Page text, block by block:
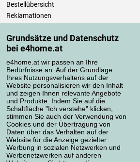
Grundsätze und Datenschutz
bei e4home.at
e4home.at wir passen an Ihre
Bedürfnisse an. Auf der Grundlage
Ihres Nutzungsverhaltens auf der
Website personalisieren wir den Inhalt
und zeigen Ihnen relevante Angebote
und Produkte. Indem Sie auf die
Schaltfläche "Ich verstehe" klicken,
stimmen Sie auch der Verwendung von
Cookies und der Übertragung von
Daten über das Verhalten auf der
Website für die Anzeige gezielter
Werbung in sozialen Netzwerken und
Werbenetzwerken auf anderen
Bestellübersicht
Reklamationen
Einfach mehr wissen
Richtlinien zur Verarbeitung von Bewertungen
Transportarten
Zahlungsmethoden